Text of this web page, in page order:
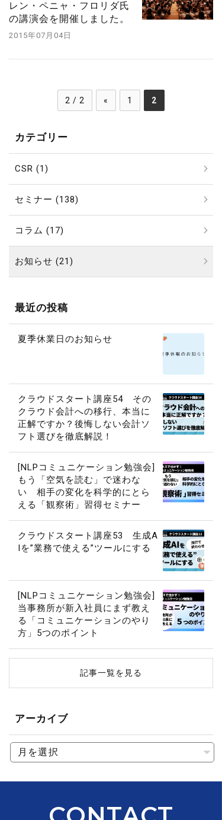
レン・ペニャ・フロリダ氏
の講演会を開催しました。
2015年07月04日
2 / 2 « 1 2
カテゴリー
CSR (1)
セミナー (138)
コラム (17)
お知らせ (21)
最近の投稿
夏季休業日のお知らせ
クラウドスタート講座54 その
クラウド会計への移行、本当に
正解ですか？後悔しない会計ソ
フト選びを徹底解説！
[NLPコミュニケーション勉強会]
もう「空気を読む」で迷わな
い 相手の変化を科学的にとら
える「観察術」習得セミナー
クラウドスタート講座53 生成A
Iを”業務で使える”ツールにする
[NLPコミュニケーション勉強会]
当事務所が新入社員にまず教え
る「コミュニケーションのやり
方」5つのポイント
記事一覧を見る
アーカイブ